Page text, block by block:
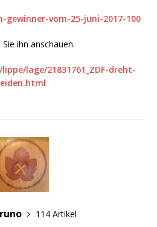
vom-25-juni-2017-100
ihn anschauen.
lage/21831761_ZDF-dreht-
114 Artikel